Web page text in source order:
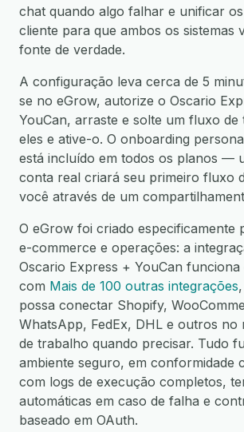
chat quando algo falhar e unificar
cliente para que ambos os sistemas
fonte de verdade.
A configuração leva cerca de 5
se no eGrow, autorize o Oscario
YouCan, arraste e solte um fluxo
eles e ative-o. O onboarding
está incluído em todos os planos —
conta real criará seu primeiro fluxo
você através de um
O eGrow foi criado especificamente
e-commerce e operações: a
Oscario Express + YouCan
com Mais de 100 outras integrações
possa conectar Shopify,
WhatsApp, FedEx, DHL e outros no
de trabalho quando precisar. Tudo
ambiente seguro, em conformidade
com logs de execução completos,
automáticas em caso de falha e
baseado em OAuth.